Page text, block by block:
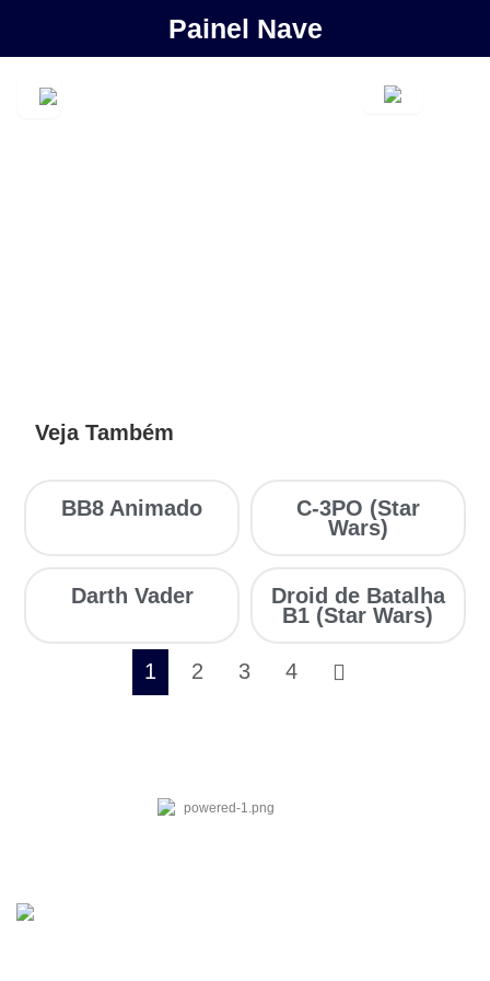
Painel Nave
Veja Também
BB8 Animado
C-3PO (Star
Wars)
Darth Vader
Droid de Batalha
B1 (Star Wars)
1 2 3 4